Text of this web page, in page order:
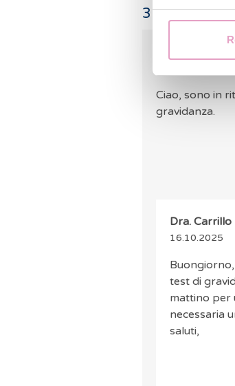
3commenti
Ciao, sono in
gravidanza.
Dra. Carrillo
16.10.2025
test di
mattino per
necessaria
saluti,